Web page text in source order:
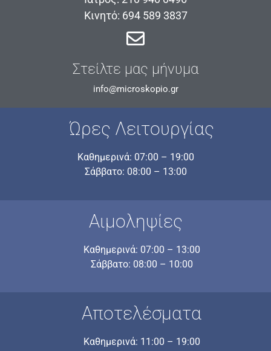
Κινητό: 694 589 3837
Στείλτε μας μήνυμα
info@microskopio.gr
Ώρες Λειτουργίας
Καθημερινά: 07:00 – 19:00
Σάββατο: 08:00 – 13:00
Αιμοληψίες
Καθημερινά: 07:00 – 13:00
Σάββατο: 08:00 – 10:00
Αποτελέσματα
Καθημερινά: 11:00 – 19:00